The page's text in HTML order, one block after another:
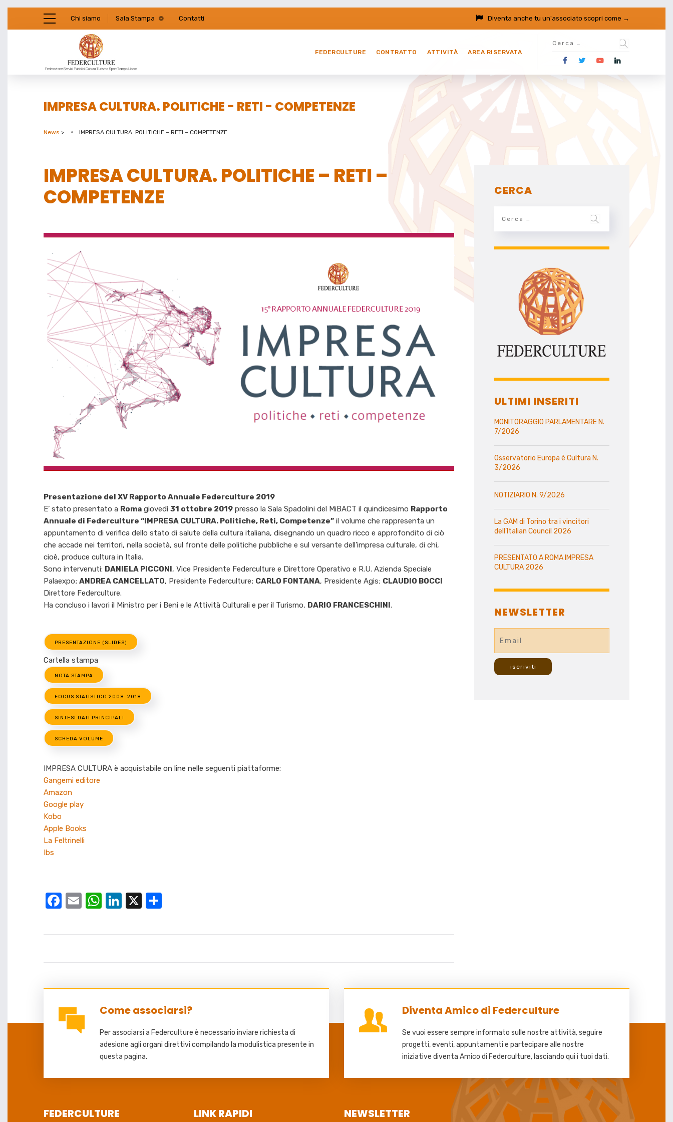
Chi siamo Sala Stampa Contatti Diventa anche tu un'associato scopri come →
FEDERCULTURE CONTRATTO ATTIVITÀ AREA RISERVATA
IMPRESA CULTURA. POLITICHE - RETI - COMPETENZE
News > IMPRESA CULTURA. POLITICHE – RETI – COMPETENZE
IMPRESA CULTURA. POLITICHE – RETI –
COMPETENZE
Presentazione del XV Rapporto Annuale Federculture 2019
E’ stato presentato a Roma giovedì 31 ottobre 2019 presso la Sala Spadolini del MiBACT il quindicesimo Rapporto
Annuale di Federculture “IMPRESA CULTURA. Politiche, Reti, Competenze” il volume che rappresenta un
appuntamento di verifica dello stato di salute della cultura italiana, disegnando un quadro ricco e approfondito di ciò
che accade nei territori, nella società, sul fronte delle politiche pubbliche e sul versante dell’impresa culturale, di chi,
cioè, produce cultura in Italia.
Sono intervenuti: DANIELA PICCONI, Vice Presidente Federculture e Direttore Operativo e R.U. Azienda Speciale
Palaexpo; ANDREA CANCELLATO, Presidente Federculture; CARLO FONTANA, Presidente Agis; CLAUDIO BOCCI
Direttore Federculture.
Ha concluso i lavori il Ministro per i Beni e le Attività Culturali e per il Turismo, DARIO FRANCESCHINI.
PRESENTAZIONE (SLIDES)
Cartella stampa
NOTA STAMPA
FOCUS STATISTICO 2008-2018
SINTESI DATI PRINCIPALI
SCHEDA VOLUME
IMPRESA CULTURA è acquistabile on line nelle seguenti piattaforme:
Gangemi editore
Amazon
Google play
Kobo
Apple Books
La Feltrinelli
Ibs
Facebook
EmailWhatsApp
LinkedIn
X
CERCA
ULTIMI INSERITI
MONITORAGGIO PARLAMENTARE N.
7/2026
Osservatorio Europa è Cultura N.
3/2026
NOTIZIARIO N. 9/2026
La GAM di Torino tra i vincitori
dell’Italian Council 2026
PRESENTATO A ROMA IMPRESA
CULTURA 2026
NEWSLETTER
Come associarsi?
Per associarsi a Federculture è necessario inviare richiesta di
adesione agli organi direttivi compilando la modulistica presente in
questa pagina.
Diventa Amico di Federculture
Se vuoi essere sempre informato sulle nostre attività, seguire
progetti, eventi, appuntamenti e partecipare alle nostre
iniziative diventa Amico di Federculture, lasciando qui i tuoi dati.
FEDERCULTURE LINK RAPIDI NEWSLETTER